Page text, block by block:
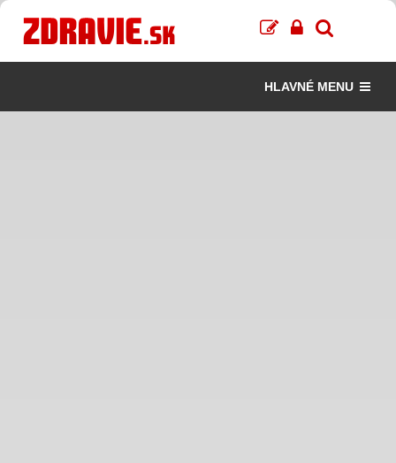
HLAVNÉ MENU